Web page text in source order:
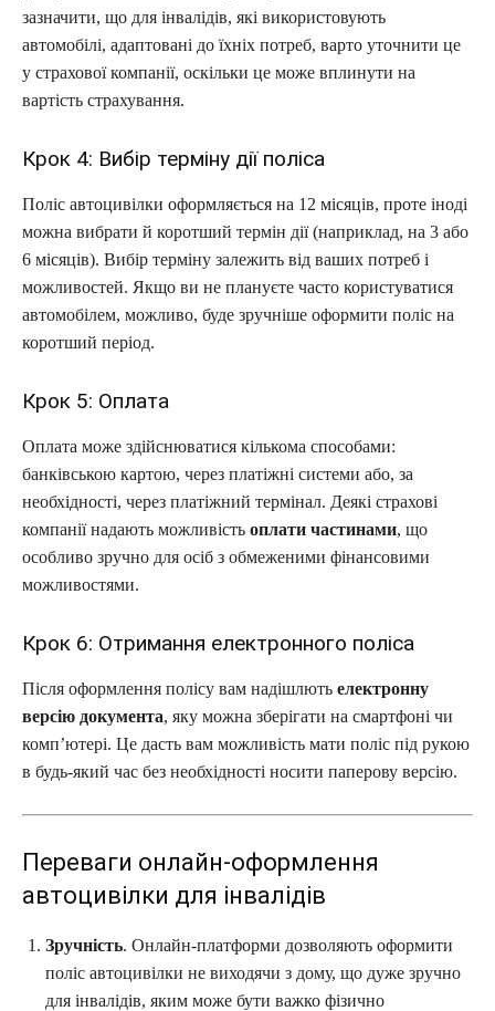
зазначити, що для інвалідів, які використовують
автомобілі, адаптовані до їхніх потреб, варто уточнити це
у страхової компанії, оскільки це може вплинути на
вартість страхування.
Крок 4: Вибір терміну дії поліса
Поліс автоцивілки оформляється на 12 місяців, проте іноді
можна вибрати й коротший термін дії (наприклад, на 3 або
6 місяців). Вибір терміну залежить від ваших потреб і
можливостей. Якщо ви не плануєте часто користуватися
автомобілем, можливо, буде зручніше оформити поліс на
коротший період.
Крок 5: Оплата
Оплата може здійснюватися кількома способами:
банківською картою, через платіжні системи або, за
необхідності, через платіжний термінал. Деякі страхові
компанії надають можливість оплати частинами, що
особливо зручно для осіб з обмеженими фінансовими
можливостями.
Крок 6: Отримання електронного поліса
Після оформлення полісу вам надішлють електронну
версію документа, яку можна зберігати на смартфоні чи
комп’ютері. Це дасть вам можливість мати поліс під рукою
в будь-який час без необхідності носити паперову версію.
Переваги онлайн-оформлення
автоцивілки для інвалідів
Зручність. Онлайн-платформи дозволяють оформити
поліс автоцивілки не виходячи з дому, що дуже зручно
для інвалідів, яким може бути важко фізично